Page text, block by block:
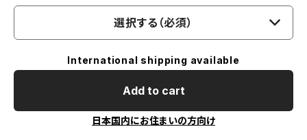
選択する（必須）
International shipping available
Add to cart
日本国内にお住まいの方向け